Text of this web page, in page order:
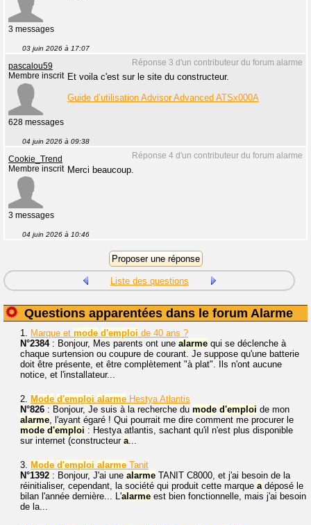
3 messages
03 juin 2026 à 17:07
Réponse 3 d'un contributeur du forum alarme
pascalou59
Membre inscrit
628 messages
Et voila c'est sur le site du constructeur.
Guide d’utilisation Advisor Advanced ATSx000A
04 juin 2026 à 09:38
Réponse 4 d'un contributeur du forum alarme
Cookie_Trend
Membre inscrit
3 messages
Merci beaucoup.
04 juin 2026 à 10:46
Liste des questions
Questions apparentées dans le forum Alarme
1. Marque et mode d'emploi de 40 ans ?
N°2384: Bonjour, Mes parents ont une alarme qui se déclenche à
chaque surtension ou coupure de courant. Je suppose qu'une batterie
doit être présente, et être complètement "à plat". Ils n'ont aucune
notice, et l'installateur...
2. Mode d'emploi alarme Hestya Atlantis
N°826 : Bonjour, Je suis à la recherche du mode d'emploi de mon
alarme, l'ayant égaré ! Qui pourrait me dire comment me procurer le
mode d'emploi : Hestya atlantis, sachant qu'il n'est plus disponible
sur internet (constructeur a...
3. Mode d'emploi alarme Tanit
N°1392 : Bonjour, J'ai une alarme TANIT C8000, et j'ai besoin de la
réinitialiser, cependant, la société qui produit cette marque adéposé le
bilan l'année dernière... L'alarme est bien fonctionnelle, mais j'ai besoin
de la...